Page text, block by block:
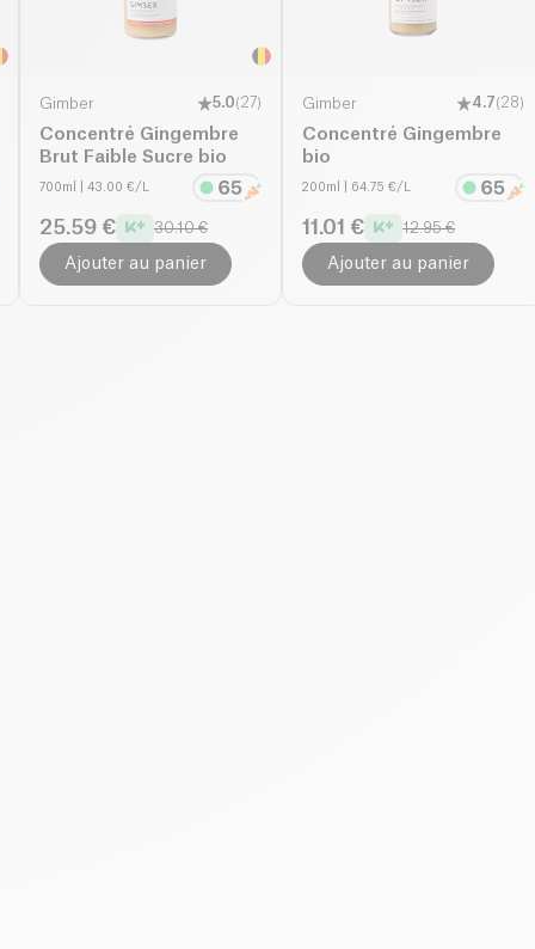
Gimber 5.0(27)
Concentré Gingembre
Brut Faible Sucre bio
700ml | 43.00 €/L
25.59 € 30.10 €
Ajouter au panier
Gimber 4.7(28)
Concentré Gingembre
bio
200ml | 64.75 €/L
11.01 € 12.95 €
Ajouter au panier